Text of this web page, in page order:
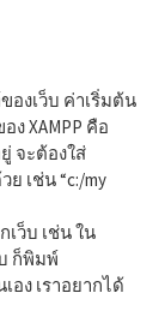
องเว็บ ค่าเริ่มต้น
ง XAMPP คือ
จะต้องใส่
เช่น “c:/my
เว็บ เช่น ใน
บ ก็พิมพ์
อง เราอยากได้